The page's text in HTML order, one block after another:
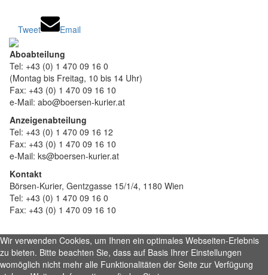
Tweet Email
Aboabteilung
Tel: +43 (0) 1 470 09 16 0
(Montag bis Freitag, 10 bis 14 Uhr)
Fax: +43 (0) 1 470 09 16 10
e-Mail: abo@boersen-kurier.at
Anzeigenabteilung
Tel: +43 (0) 1 470 09 16 12
Fax: +43 (0) 1 470 09 16 10
e-Mail: ks@boersen-kurier.at
Kontakt
Börsen-Kurier, Gentzgasse 15/1/4, 1180 Wien
Tel: +43 (0) 1 470 09 16 0
Fax: +43 (0) 1 470 09 16 10
Wir verwenden Cookies, um Ihnen ein optimales Webseiten-Erlebnis
zu bieten. Bitte beachten Sie, dass auf Basis Ihrer Einstellungen
womöglich nicht mehr alle Funktionalitäten der Seite zur Verfügung